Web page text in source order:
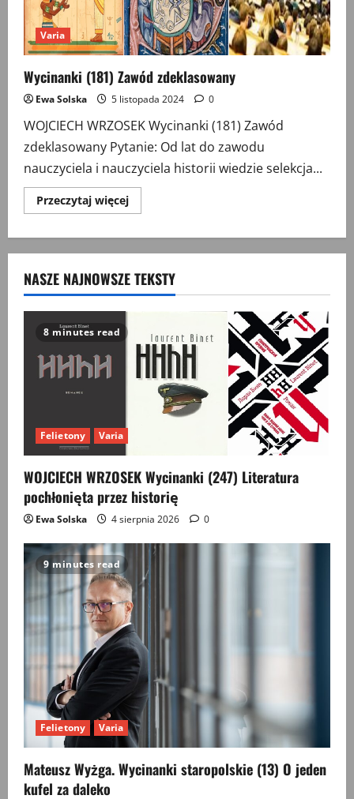
Varia
Wycinanki (181) Zawód zdeklasowany
Ewa Solska 5 listopada 2024 0
WOJCIECH WRZOSEK Wycinanki (181) Zawód
zdeklasowany Pytanie: Od lat do zawodu
nauczyciela i nauczyciela historii wiedzie selekcja...
Przeczytaj więcejPrzeczytaj
więcej
Zawód
NASZE NAJNOWSZE TEKSTY
8 minutes read
Felietony Varia
WOJCIECH WRZOSEK Wycinanki (247) Literatura
pochłonięta przez historię
Ewa Solska 4 sierpnia 2026 0
9 minutes read
Felietony Varia
Mateusz Wyżga. Wycinanki staropolskie (13) O jeden
kufel za daleko